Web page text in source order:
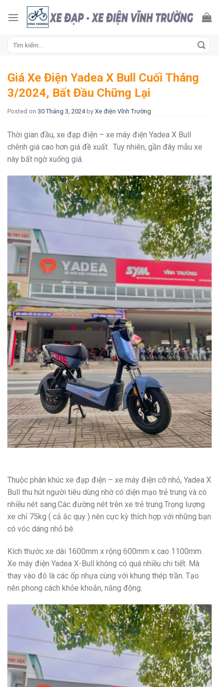
Giá Xe Điện Yadea X Bull Cuối Tháng
3/2024, Bất Đầu Chững Lại
Posted on 30 Tháng 3, 2024by Xe điện Vĩnh Trường
Thời gian đầu, xe đạp điện – xe máy điện Yadea X Bull
chênh giá cao hơn giá đề xuất. Tuy nhiên, gần đây mẫu xe
này bất ngờ xuống giá.
Thuộc phân khúc xe đạp điện – xe máy điện cỡ nhỏ, Yadea X
Bull thu hút người tiêu dùng nhờ có diện mạo trẻ trung và có
nhiều nét sang.Các đường nét trên xe trẻ trung.Trọng lượng
xe chỉ 75kg ( cả ắc quy ) nên cực kỳ thích hợp với những bạn
có vóc dáng nhỏ bé.
Kích thước xe dài 1600mm x rộng 600mm x cao 1100mm.
Xe máy điện Yadea X-Bull không có quá nhiều chi tiết. Mà
thay vào đó là các ốp nhựa cùng với khung thép trần. Tạo
nên phong cách khỏe khoắn, năng động.